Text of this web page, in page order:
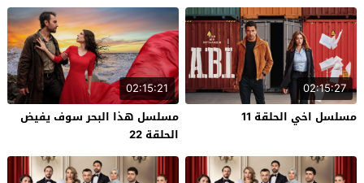
02:15:27
مسلسل اخي الحلقة 11
02:15:21
مسلسل هذا البحر سوف يفيض
الحلقة 22